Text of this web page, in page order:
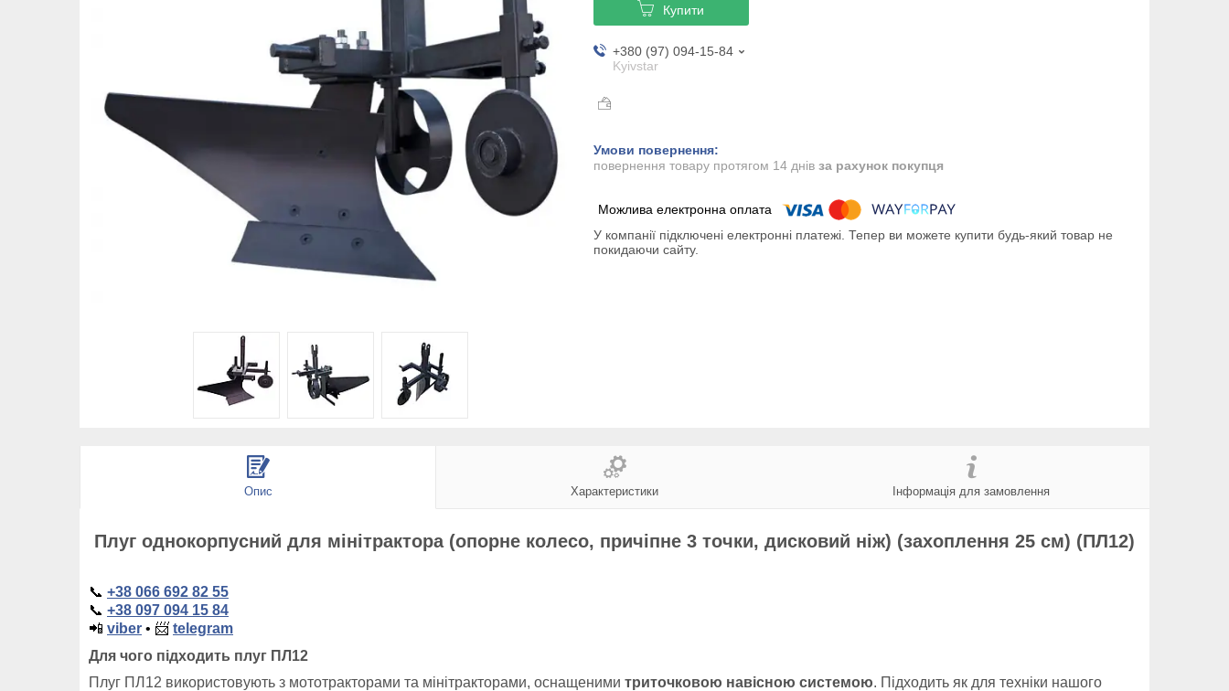
Купити
+380 (97) 094-15-84
Kyivstar
повернення товару протягом 14 днів за рахунок покупця
У компанії підключені електронні платежі. Тепер ви можете купити будь-який товар не
покидаючи сайту.
Опис Характеристики Інформація для замовлення
Плуг однокорпусний для мінітрактора (опорне колесо, причіпне 3 точки, дисковий ніж) (захоплення 25 см) (ПЛ12)
📞 +38 066 692 82 55
📞 +38 097 094 15 84
📲 viber • 📨 telegram
Для чого підходить плуг ПЛ12
Плуг ПЛ12 використовують з мототракторами та мінітракторами, оснащеними триточковою навісною системою. Підходить як для техніки нашого